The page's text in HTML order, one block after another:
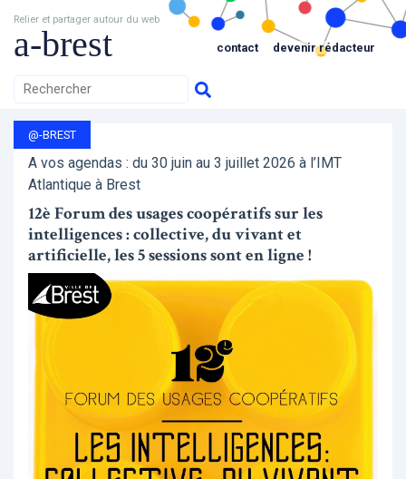
Relier et partager autour du web
a-brest contact devenir rédacteur
@-BREST
A vos agendas : du 30 juin au 3 juillet 2026 à l’IMT
Atlantique à Brest
12è Forum des usages coopératifs sur les
intelligences : collective, du vivant et
artificielle, les 5 sessions sont en ligne !